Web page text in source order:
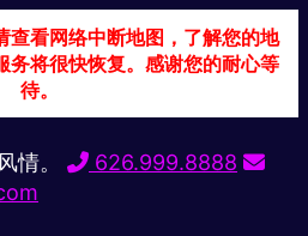
查看网络中断地图，了解您的地
务将很快恢复。感谢您的耐心等
待。
情。
626.999.8888